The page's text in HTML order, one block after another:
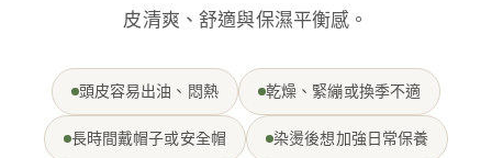
皮清爽、舒適與保濕平衡感。
頭皮容易出油、悶熱 乾燥、緊繃或換季不適
長時間戴帽子或安全帽 染燙後想加強日常保養